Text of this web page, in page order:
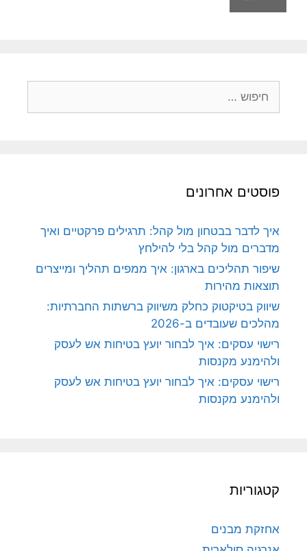
פוסטים אחרונים
איך לדבר בבטחון מול קהל: תרגילים פרקטיים ואיך
מדברים מול קהל בלי להילחץ
שיפור תהליכים בארגון: איך ממפים תהליך ומייצרים
תוצאות מהירות
שיווק בטיקטוק כחלק משיווק ברשתות החברתיות:
מהלכים שעובדים ב-2026
רישוי עסקים: איך לבחור יועץ בטיחות אש לעסק
ולהימנע מקנסות
רישוי עסקים: איך לבחור יועץ בטיחות אש לעסק
ולהימנע מקנסות
קטגוריות
אחזקת מבנים